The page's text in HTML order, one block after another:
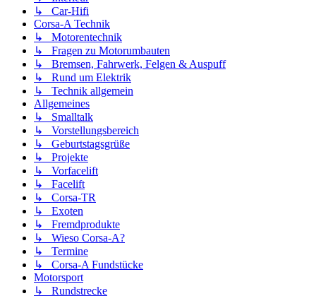
↳ Car-Hifi
Corsa-A Technik
↳ Motorentechnik
↳ Fragen zu Motorumbauten
↳ Bremsen, Fahrwerk, Felgen & Auspuff
↳ Rund um Elektrik
↳ Technik allgemein
Allgemeines
↳ Smalltalk
↳ Vorstellungsbereich
↳ Geburtstagsgrüße
↳ Projekte
↳ Vorfacelift
↳ Facelift
↳ Corsa-TR
↳ Exoten
↳ Fremdprodukte
↳ Wieso Corsa-A?
↳ Termine
↳ Corsa-A Fundstücke
Motorsport
↳ Rundstrecke